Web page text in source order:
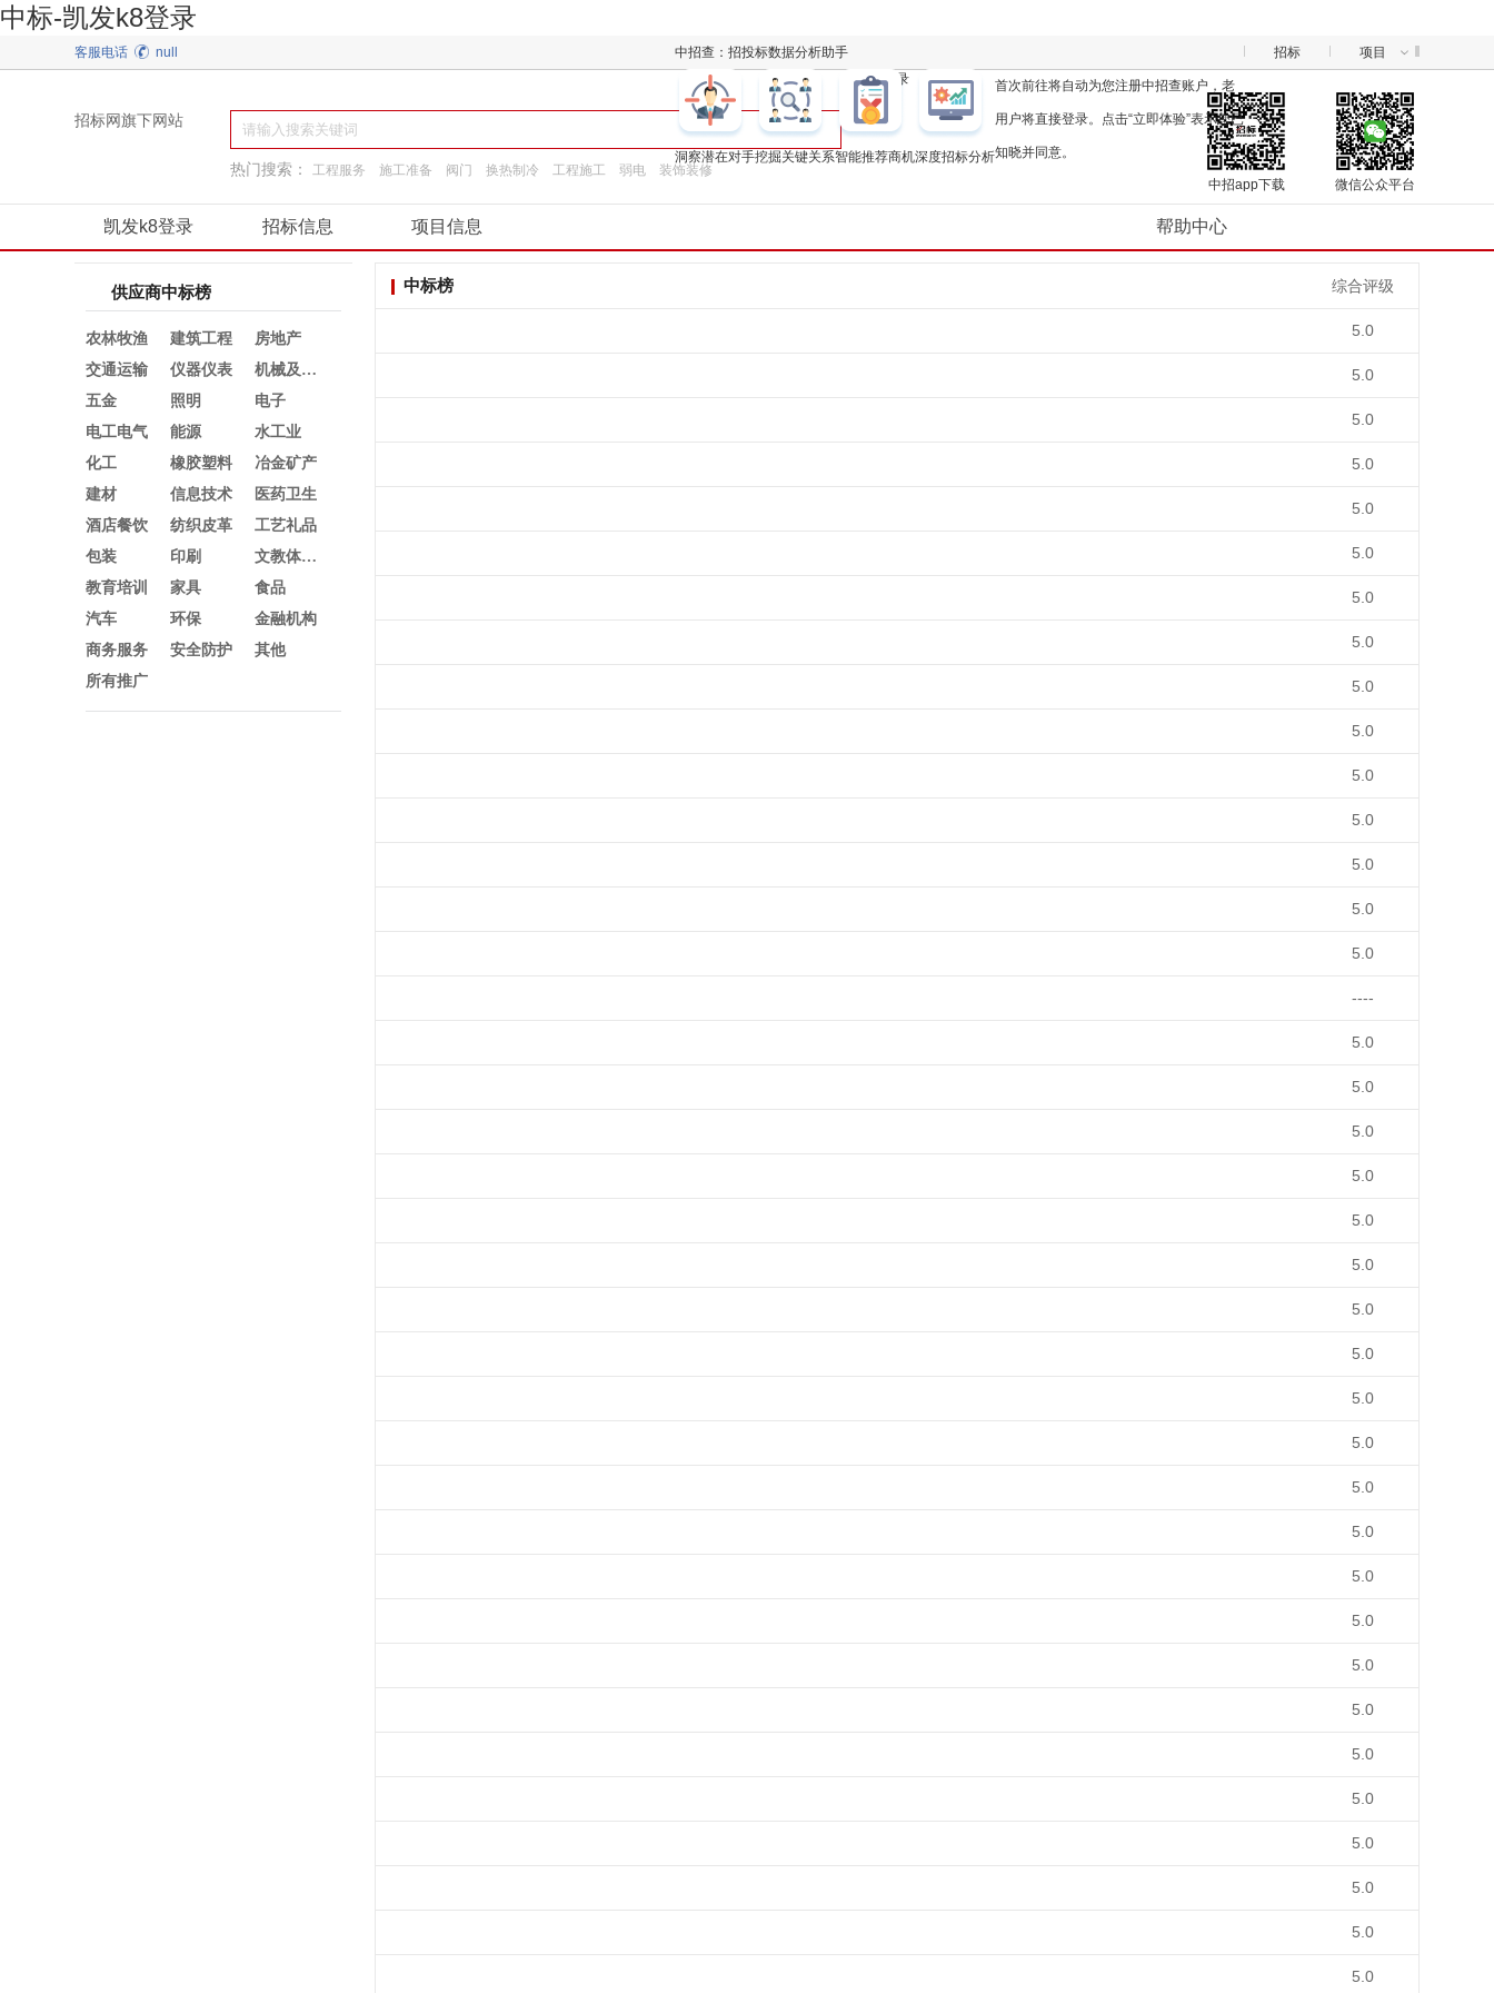
中标-凯发k8登录
客服电话 null 中招查：招投标数据分析助手
洞察潜在对手挖掘关键关系智能推荐商机深度招标分析
首次前往将自动为您注册中招查账户，老
用户将直接登录。点击“立即体验”表示您已
知晓并同意。
招标
项目
凯发k8登录
招标网旗下网站
热门搜索： 工程服务 施工准备 阀门 换热制冷 工程施工 弱电
装饰装修
微信公众平台
中招app下载
凯发k8登录 招标信息 项目信息 帮助中心
供应商中标榜
农林牧渔 建筑工程
房地产
交通运输
仪器仪表
机械及行业设备
五金
照明
电子
电工电气
能源
水工业
化工
橡胶塑料
冶金矿产
建材
信息技术
医药卫生
酒店餐饮
纺织皮革
工艺礼品
包装
印刷
文教体育及办公
教育培训
家具
食品
汽车
环保
金融机构
商务服务
安全防护
其他
所有推广
中标榜 综合评级
5.0
5.0
5.0
5.0
5.0
5.0
5.0
5.0
5.0
5.0
5.0
5.0
5.0
5.0
5.0
----
5.0
5.0
5.0
5.0
5.0
5.0
5.0
5.0
5.0
5.0
5.0
5.0
5.0
5.0
5.0
5.0
5.0
5.0
5.0
5.0
5.0
5.0